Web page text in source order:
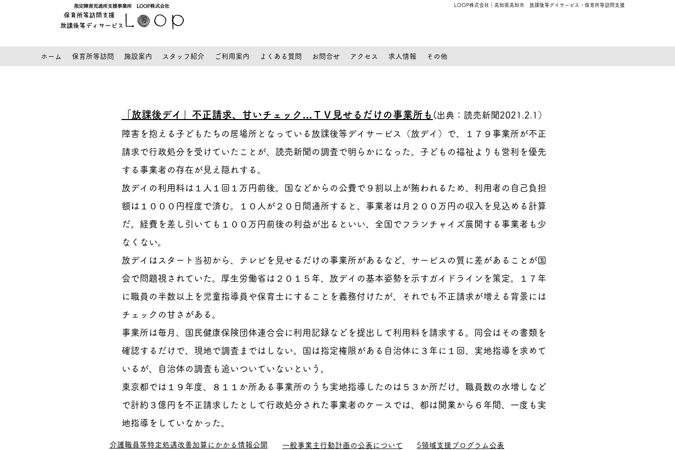
​LOOP株式会社｜高知県高知市 放課後等デイサービス・保育所等訪問支援
ホーム 保育所等訪問 施設案内 スタッフ紹介 ご利用案内 よくある質問 お問合せ アクセス 求人情報 その他
「放課後デイ」不正請求、甘いチェック…ＴＶ見せるだけの事業所も (出典：読売新聞2021.2.1）
障害を抱える子どもたちの居場所となっている放課後等デイサービス（放デイ）で、１７９事業所が不正
請求で行政処分を受けていたことが、読売新聞の調査で明らかになった。子どもの福祉よりも営利を優先
する事業者の存在が見え隠れする。
放デイの利用料は１人１回１万円前後。国などからの公費で９割以上が賄われるため、利用者の自己負担
額は１０００円程度で済む。１０人が２０日間通所すると、事業者は月２００万円の収入を見込める計算
だ。経費を差し引いても１００万円前後の利益が出るといい、全国でフランチャイズ展開する事業者も少
なくない。
放デイはスタート当初から、テレビを見せるだけの事業所があるなど、サービスの質に差があることが国
会で問題視されていた。厚生労働省は２０１５年、放デイの基本姿勢を示すガイドラインを策定。１７年
に職員の半数以上を児童指導員や保育士にすることを義務付けたが、それでも不正請求が増える背景には
チェックの甘さがある。
事業所は毎月、国民健康保険団体連合会に利用記録などを提出して利用料を請求する。同会はその書類を
確認するだけで、現地で調査まではしない。国は指定権限がある自治体に３年に１回、実地指導を求めて
いるが、自治体の調査も追いついていないという。
東京都では１９年度、８１１か所ある事業所のうち実地指導したのは５３か所だけ。職員数の水増しなど
で計約３億円を不正請求したとして行政処分された事業者のケースでは、都は開業から６年間、一度も実
地指導をしていなかった。
介護職員等特定処遇改善加算にかかる情報公開 一般事業主行動計画の公表について 5領域支援プログラム公表